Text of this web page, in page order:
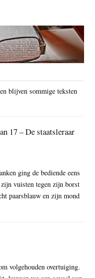
blijven sommige teksten
17 – De staatsleraar
ging de bediende eens
vuisten tegen zijn borst
paarsblauw en zijn mond
volgehouden overtuiging.